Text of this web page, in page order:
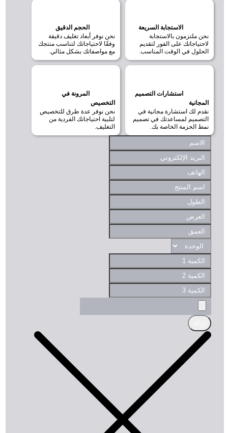
الاستجابة السريعة
نحن ملتزمون بالاستجابة
لاحتياجاتك على الفور لتقديم
الحلول في الوقت المناسب.
الحجم الدقيق
نحن نوفر أبعاد تغليف دقيقة
وفقًا لاحتياجاتك لتناسب منتجك
مع مواصفاتك بشكل مثالي.
استشارات التصميم
المجانية
نقدم لك استشارة مجانية في
التصميم لمساعدتك في تصميم
نمط الحزمة الخاصة بك.
المرونة في
التخصيص
نحن نوفر عدة طرق للتخصيص
لتلبية احتياجاتك الفردية من
التغليف.